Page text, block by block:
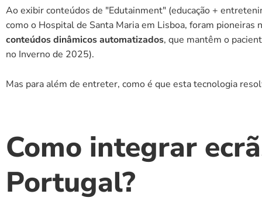
Ao exibir conteúdos de "Edutainment" (educação +
conteúdos dinâmicos automatizados, que mantêm o
no Inverno de 2025).
Mas para além de entreter, como é que esta tecnologia
Como integrar
Portugal?